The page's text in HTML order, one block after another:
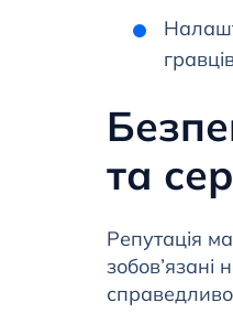
та
Репутація